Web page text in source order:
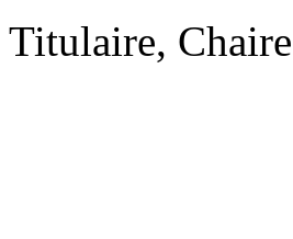
Titulaire,